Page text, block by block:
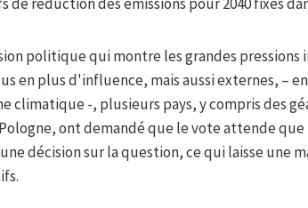
politique qui montre les grandes pressions
en plus d'influence, mais aussi externes, –
climatique -, plusieurs pays, y compris des
ont demandé que le vote attende
décision sur la question, ce qui laisse une